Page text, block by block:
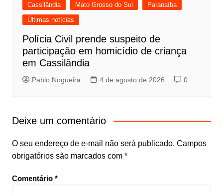
Cassilândia Mato Grosso do Sul
Paranaíba
Últimas notícias
Polícia Civil prende suspeito de
participação em homicídio de criança
em Cassilândia
Pablo Nogueira 4 de agosto de 2026 0
Deixe um comentário
O seu endereço de e-mail não será publicado. Campos
obrigatórios são marcados com *
Comentário *